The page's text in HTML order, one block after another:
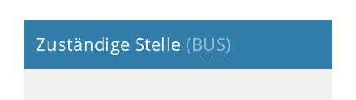
Zuständige Stelle (BUS)